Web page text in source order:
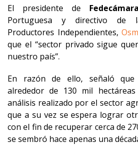
El presidente de
Portuguesa y directivo de
Productores Independientes,
que el “sector privado sigue
nuestro país”.
En razón de ello, señaló
alrededor de 130 mil
análisis realizado por el sector
que a su vez se espera lograr
con el fin de recuperar cerca de
se sembró hace apenas una